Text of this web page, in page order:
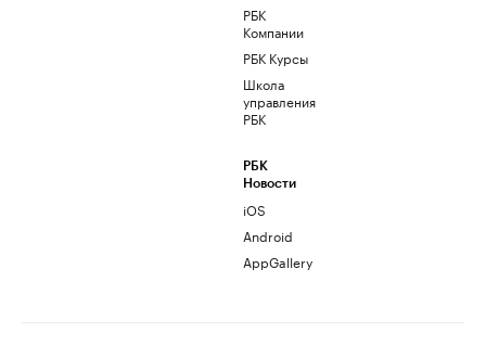
РБК
Компании
РБК Курсы
Школа
управления
РБК
РБК
Новости
iOS
Android
AppGallery